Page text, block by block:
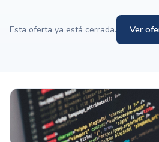
Esta oferta ya está cerrada. Ver